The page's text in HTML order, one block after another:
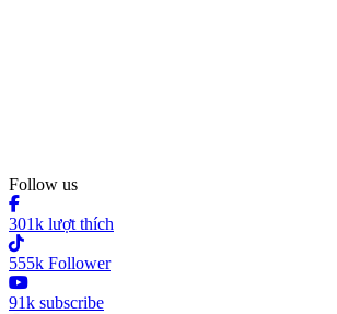
Follow us
301k lượt thích
555k Follower
91k subscribe